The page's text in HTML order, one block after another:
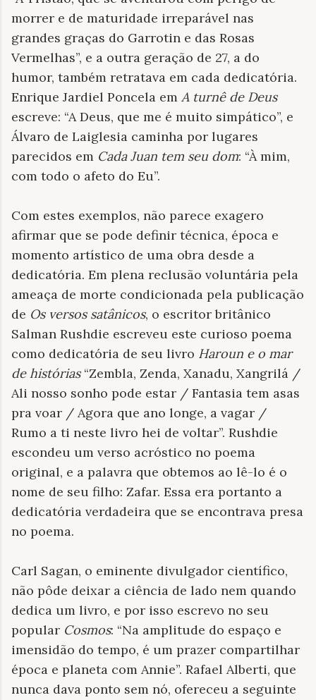
morrer e de maturidade irreparável nas
grandes graças do Garrotin e das Rosas
Vermelhas”, e a outra geração de 27, a do
humor, também retratava em cada dedicatória.
Enrique Jardiel Poncela em A turnê de Deus
escreve: “A Deus, que me é muito simpático”, e
Álvaro de Laiglesia caminha por lugares
parecidos em Cada Juan tem seu dom: “À mim,
com todo o afeto do Eu”.
Com estes exemplos, não parece exagero
afirmar que se pode definir técnica, época e
momento artístico de uma obra desde a
dedicatória. Em plena reclusão voluntária pela
ameaça de morte condicionada pela publicação
de Os versos satânicos, o escritor britânico
Salman Rushdie escreveu este curioso poema
como dedicatória de seu livro Haroun e o mar
de histórias“Zembla, Zenda, Xanadu, Xangrilá /
Ali nosso sonho pode estar / Fantasia tem asas
pra voar / Agora que ano longe, a vagar /
Rumo a ti neste livro hei de voltar”. Rushdie
escondeu um verso acróstico no poema
original, e a palavra que obtemos ao lê-lo é o
nome de seu filho: Zafar. Essa era portanto a
dedicatória verdadeira que se encontrava presa
no poema.
Carl Sagan, o eminente divulgador científico,
não pôde deixar a ciência de lado nem quando
dedica um livro, e por isso escrevo no seu
popular Cosmos: “Na amplitude do espaço e
imensidão do tempo, é um prazer compartilhar
época e planeta com Annie”. Rafael Alberti, que
nunca dava ponto sem nó, ofereceu a seguinte